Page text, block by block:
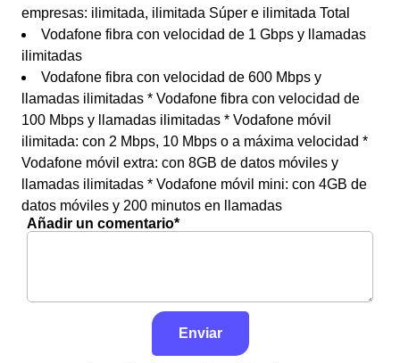
empresas: ilimitada, ilimitada Súper e ilimitada Total
Vodafone fibra con velocidad de 1 Gbps y llamadas
ilimitadas
Vodafone fibra con velocidad de 600 Mbps y
llamadas ilimitadas * Vodafone fibra con velocidad de
100 Mbps y llamadas ilimitadas * Vodafone móvil
ilimitada: con 2 Mbps, 10 Mbps o a máxima velocidad *
Vodafone móvil extra: con 8GB de datos móviles y
llamadas ilimitadas * Vodafone móvil mini: con 4GB de
datos móviles y 200 minutos en llamadas
Añadir un comentario*
Enviar